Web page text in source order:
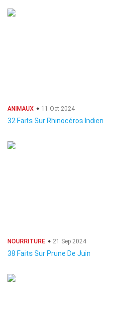
ANIMAUX 11 Oct 2024
32 Faits Sur Rhinocéros Indien
NOURRITURE 21 Sep 2024
38 Faits Sur Prune De Juin